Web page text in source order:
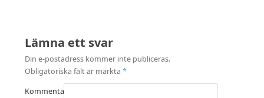
Lämna ett svar
Din e-postadress kommer inte publiceras.
Obligatoriska fält är märkta *
Kommentar